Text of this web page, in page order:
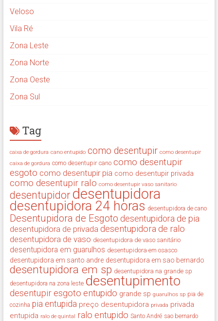
Veloso
Vila Ré
Zona Leste
Zona Norte
Zona Oeste
Zona Sul
Tag
caixa de gordura cano entupido como desentupir como desentupir
caixa de gordura como desentupir cano como desentupir
esgoto como desentupir pia como desentupir privada
como desentupir ralo como desentupir vaso sanitario
desentupidor desentupidora
desentupidora 24 horas desentupidora de cano
Desentupidora de Esgoto desentupidora de pia
desentupidora de privada desentupidora de ralo
desentupidora de vaso desentupidora de vaso sanitário
desentupidora em guarulhos desentupidora em osasco
desentupidora em santo andre desentupidora em sao bernardo
desentupidora em sp desentupidora na grande sp
desentupidora na zona leste desentupimento
desentupir esgoto entupido grande sp guarulhos sp pia de
cozinha pia entupida preço desentupidora privada privada
entupida ralo de quintal ralo entupido Santo André sao bernardo